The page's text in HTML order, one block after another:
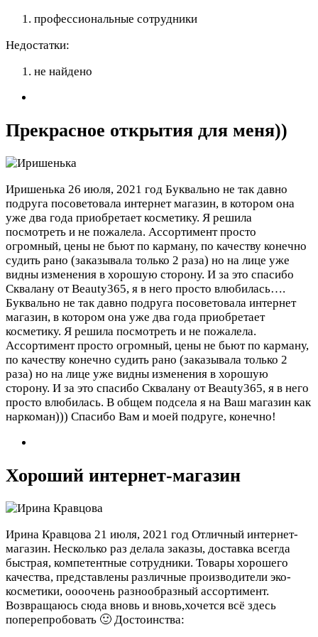
профессиональные сотрудники
Недостатки:
не найдено
Прекрасное открытия для меня))
Иришенька 26 июля, 2021 год Буквально не так давно
подруга посоветовала интернет магазин, в котором она
уже два года приобретает косметику. Я решила
посмотреть и не пожалела. Ассортимент просто
огромный, цены не бьют по карману, по качеству конечно
судить рано (заказывала только 2 раза) но на лице уже
видны изменения в хорошую сторону. И за это спасибо
Сквалану от Beauty365, я в него просто влюбилась….
Буквально не так давно подруга посоветовала интернет
магазин, в котором она уже два года приобретает
косметику. Я решила посмотреть и не пожалела.
Ассортимент просто огромный, цены не бьют по карману,
по качеству конечно судить рано (заказывала только 2
раза) но на лице уже видны изменения в хорошую
сторону. И за это спасибо Сквалану от Beauty365, я в него
просто влюбилась. В общем подсела я на Ваш магазин как
наркоман))) Спасибо Вам и моей подруге, конечно!
Хороший интернет-магазин
Ирина Кравцова 21 июля, 2021 год Отличный интернет-
магазин. Несколько раз делала заказы, доставка всегда
быстрая, компетентные сотрудники. Товары хорошего
качества, представлены различные производители эко-
косметики, оооочень разнообразный ассортимент.
Возвращаюсь сюда вновь и вновь,хочется всё здесь
поперепробовать 🙂 Достоинства: